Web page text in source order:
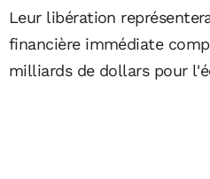
Leur libération
financière immédiate
milliards de dollars pour